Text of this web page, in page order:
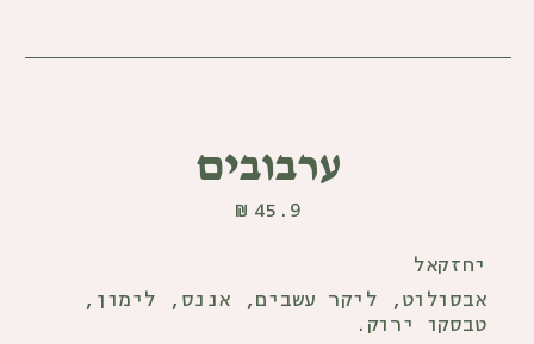
ערבובים
₪ 45.9
יחזקאל
אבסולוט, ליקר עשבים, אננס, לימון,
טבסקו ירוק.